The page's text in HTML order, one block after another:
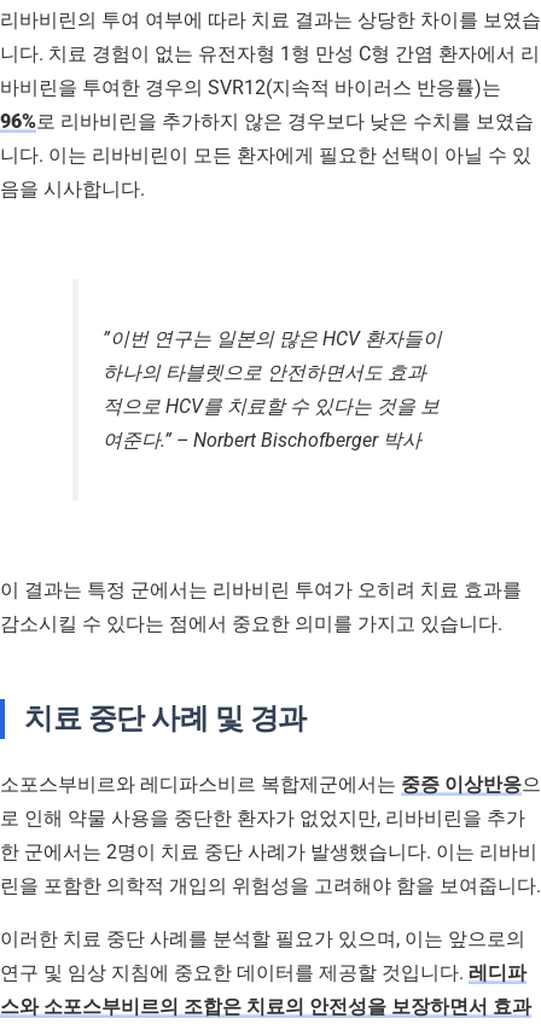
리바비린의 투여 여부에 따라 치료 결과는 상당한 차이를 보였습
니다. 치료 경험이 없는 유전자형 1형 만성 C형 간염 환자에서 리
바비린을 투여한 경우의 SVR12(지속적 바이러스 반응률)는
96%로 리바비린을 추가하지 않은 경우보다 낮은 수치를 보였습
니다. 이는 리바비린이 모든 환자에게 필요한 선택이 아닐 수 있
음을 시사합니다.
”이번 연구는 일본의 많은 HCV 환자들이
하나의 타블렛으로 안전하면서도 효과
적으로 HCV를 치료할 수 있다는 것을 보
여준다.” – Norbert Bischofberger 박사
이 결과는 특정 군에서는 리바비린 투여가 오히려 치료 효과를
감소시킬 수 있다는 점에서 중요한 의미를 가지고 있습니다.
치료 중단 사례 및 경과
소포스부비르와 레디파스비르 복합제군에서는 중증 이상반응으
로 인해 약물 사용을 중단한 환자가 없었지만, 리바비린을 추가
한 군에서는 2명이 치료 중단 사례가 발생했습니다. 이는 리바비
린을 포함한 의학적 개입의 위험성을 고려해야 함을 보여줍니다.
이러한 치료 중단 사례를 분석할 필요가 있으며, 이는 앞으로의
연구 및 임상 지침에 중요한 데이터를 제공할 것입니다. 레디파
스와 소포스부비르의 조합은 치료의 안전성을 보장하면서 효과